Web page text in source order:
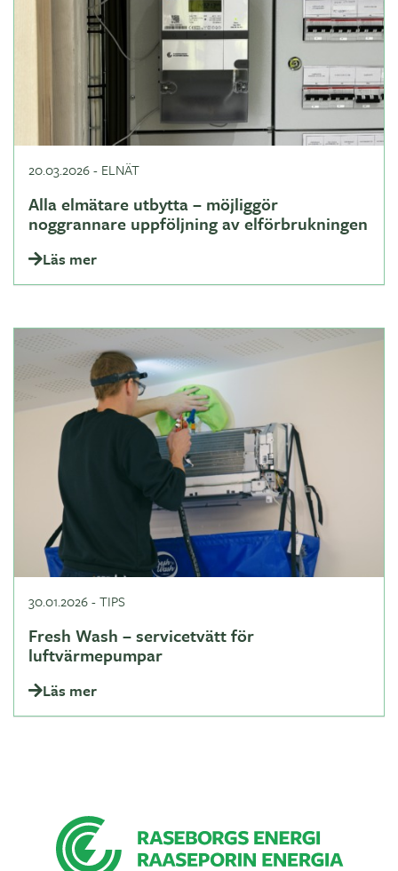
20.03.2026- ELNÄT
Alla elmätare utbytta – möjliggör
noggrannare uppföljning av elförbrukningen
Läs mer
30.01.2026-TIPS
Fresh Wash – servicetvätt för
luftvärmepumpar
Läs mer